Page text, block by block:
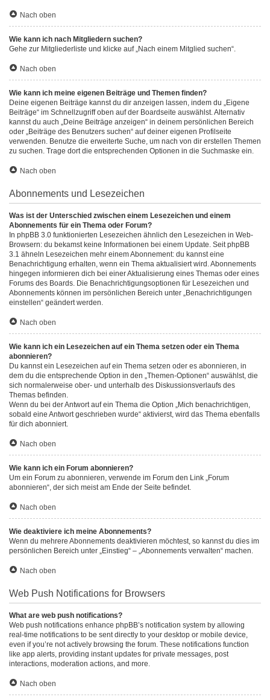
Nach oben
Wie kann ich nach Mitgliedern suchen?
Gehe zur Mitgliederliste und klicke auf „Nach einem Mitglied suchen“.
Nach oben
Wie kann ich meine eigenen Beiträge und Themen finden?
Deine eigenen Beiträge kannst du dir anzeigen lassen, indem du „Eigene
Beiträge“ im Schnellzugriff oben auf der Boardseite auswählst. Alternativ
kannst du auch „Deine Beiträge anzeigen“ in deinem persönlichen Bereich
oder „Beiträge des Benutzers suchen“ auf deiner eigenen Profilseite
verwenden. Benutze die erweiterte Suche, um nach von dir erstellen Themen
zu suchen. Trage dort die entsprechenden Optionen in die Suchmaske ein.
Nach oben
Abonnements und Lesezeichen
Was ist der Unterschied zwischen einem Lesezeichen und einem
Abonnements für ein Thema oder Forum?
In phpBB 3.0 funktionierten Lesezeichen ähnlich den Lesezeichen in Web-
Browsern: du bekamst keine Informationen bei einem Update. Seit phpBB
3.1 ähneln Lesezeichen mehr einem Abonnement: du kannst eine
Benachrichtigung erhalten, wenn ein Thema aktualisiert wird. Abonnements
hingegen informieren dich bei einer Aktualisierung eines Themas oder eines
Forums des Boards. Die Benachrichtigungsoptionen für Lesezeichen und
Abonnements können im persönlichen Bereich unter „Benachrichtigungen
einstellen“ geändert werden.
Nach oben
Wie kann ich ein Lesezeichen auf ein Thema setzen oder ein Thema
abonnieren?
Du kannst ein Lesezeichen auf ein Thema setzen oder es abonnieren, in
dem du die entsprechende Option in den „Themen-Optionen“ auswählst, die
sich normalerweise ober- und unterhalb des Diskussionsverlaufs des
Themas befinden.
Wenn du bei der Antwort auf ein Thema die Option „Mich benachrichtigen,
sobald eine Antwort geschrieben wurde“ aktivierst, wird das Thema ebenfalls
für dich abonniert.
Nach oben
Wie kann ich ein Forum abonnieren?
Um ein Forum zu abonnieren, verwende im Forum den Link „Forum
abonnieren“, der sich meist am Ende der Seite befindet.
Nach oben
Wie deaktiviere ich meine Abonnements?
Wenn du mehrere Abonnements deaktivieren möchtest, so kannst du dies im
persönlichen Bereich unter „Einstieg“ – „Abonnements verwalten“ machen.
Nach oben
Web Push Notifications for Browsers
What are web push notifications?
Web push notifications enhance phpBB’s notification system by allowing
real-time notifications to be sent directly to your desktop or mobile device,
even if you’re not actively browsing the forum. These notifications function
like app alerts, providing instant updates for private messages, post
interactions, moderation actions, and more.
Nach oben